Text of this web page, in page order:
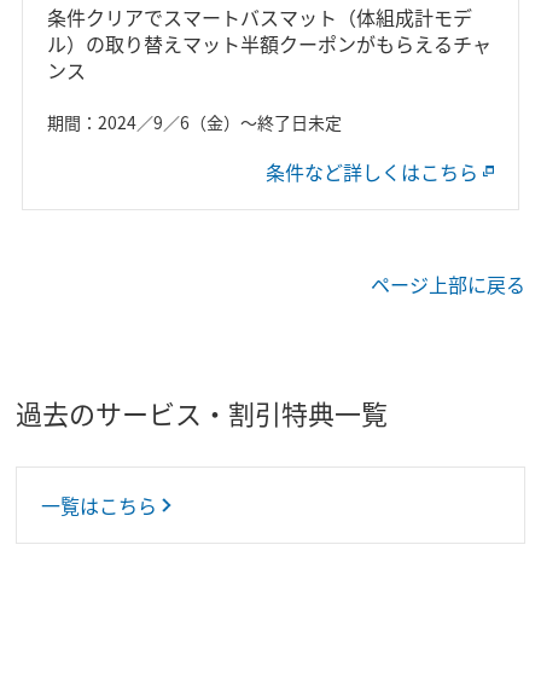
条件クリアでスマートバスマット（体組成計モデ
ル）の取り替えマット半額クーポンがもらえるチャ
ンス
期間：2024／9／6（金）～終了日未定
条件など詳しくはこちら
ページ上部に戻る
過去のサービス・割引特典一覧
一覧はこちら